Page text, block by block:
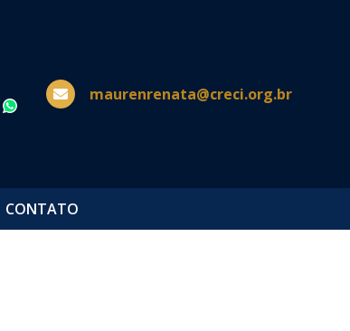
WhatsApp
maurenrenata@creci.org.br
CONTATO